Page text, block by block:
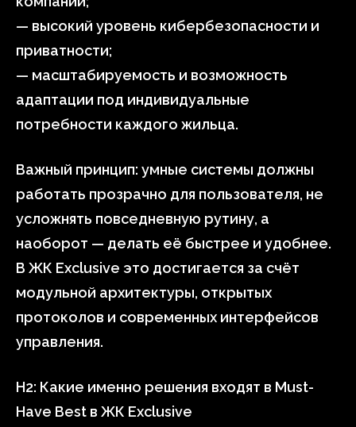
— высокий уровень кибербезопасности и
приватности;
— масштабируемость и возможность
адаптации под индивидуальные
потребности каждого жильца.
Важный принцип: умные системы должны
работать прозрачно для пользователя, не
усложнять повседневную рутину, а
наоборот — делать её быстрее и удобнее.
В ЖК Exclusive это достигается за счёт
модульной архитектуры, открытых
протоколов и современных интерфейсов
управления.
H2: Какие именно решения входят в Must-
Have Best в ЖК Exclusive